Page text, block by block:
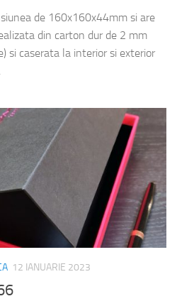
de 160x160x44mm si are
din carton dur de 2 mm
si caserata la interior si exterior
12 IANUARIE 2023